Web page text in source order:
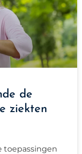
de
ziekten
toepassingen